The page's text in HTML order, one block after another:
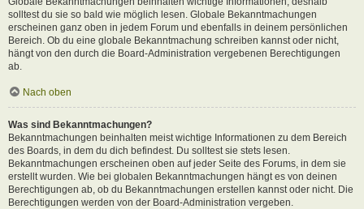
solltest du sie so bald wie möglich lesen. Globale Bekanntmachungen
erscheinen ganz oben in jedem Forum und ebenfalls in deinem persönlichen
Bereich. Ob du eine globale Bekanntmachung schreiben kannst oder nicht,
hängt von den durch die Board-Administration vergebenen Berechtigungen
ab.
Nach oben
Was sind Bekanntmachungen?
Bekanntmachungen beinhalten meist wichtige Informationen zu dem Bereich
des Boards, in dem du dich befindest. Du solltest sie stets lesen.
Bekanntmachungen erscheinen oben auf jeder Seite des Forums, in dem sie
erstellt wurden. Wie bei globalen Bekanntmachungen hängt es von deinen
Berechtigungen ab, ob du Bekanntmachungen erstellen kannst oder nicht. Die
Berechtigungen werden von der Board-Administration vergeben.